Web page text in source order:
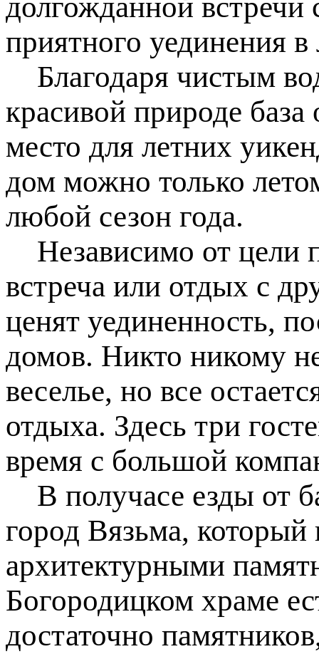
приятного уединения
Благодаря чистым
красивой природе
место для летних
дом можно только
любой сезон года.
Независимо от цели
встреча или отдых с
ценят уединенность,
домов. Никто никому
веселье, но все
отдыха. Здесь три
время с большой
В получасе езды от
город Вязьма, который
архитектурными
Богородицком храме
достаточно